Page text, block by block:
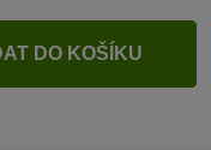
DO KOŠÍKU